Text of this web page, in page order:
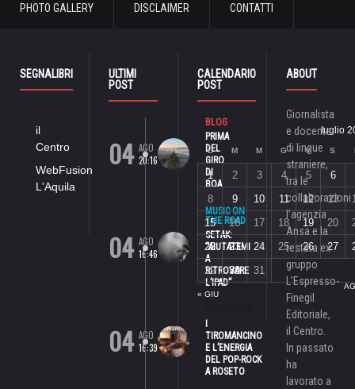
PHOTO GALLERY DISCLAIMER CONTATTI
SEGNALIBRI
il
Centro
WebFusion
L'Aquila
ULTIMI
POST
04 AGO
20:16
BLOG
PRIMA
DEL
GIRO
DI
BOA
04 AGO
16:46
MUSIC ON
THE ROAD
SETAK:
“AIUTATEMI
A
RITROVARE
L’IPAD”
04 AGO
16:39
TIROMANCINO
E L’ENERGIA
DEL POP-ROCK
A ROSETO
CALENDARIO
POST
luglio
L M M G V S
« GIU
1 2 3 4 5 6
8
9 10 11 12 13
15
16 17 18 19 20
22
23 24 25 26 27
29
30 31
ABOUT
Giornalista
e docente
di lingue
straniere,
tra le
collaborazioni
l’agenzia
Ansa e la
testata ex
gruppo
L’Espresso-
Finegil
Editoriale,
il Centro.
In passato
ha
lavorato a